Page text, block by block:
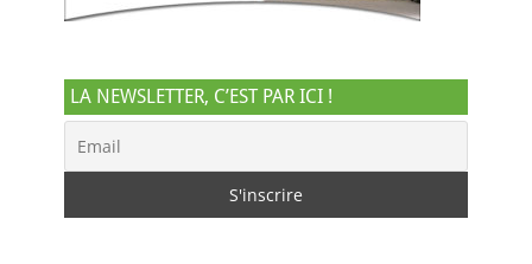
LA NEWSLETTER, C’EST PAR ICI !